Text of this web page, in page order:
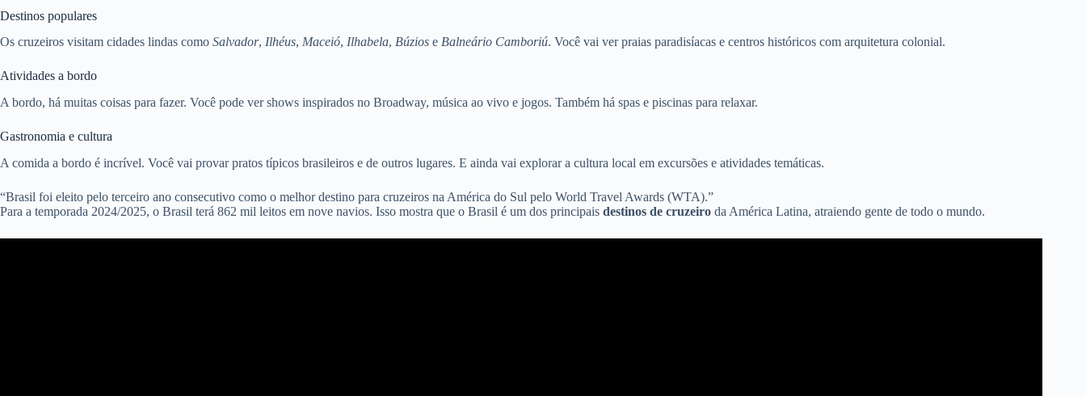
Destinos populares
Os cruzeiros visitam cidades lindas como Salvador, Ilhéus, Maceió, Ilhabela, Búzios e Balneário Camboriú. Você vai ver praias paradisíacas e centros históricos com arquitetura colonial.
Atividades a bordo
A bordo, há muitas coisas para fazer. Você pode ver shows inspirados no Broadway, música ao vivo e jogos. Também há spas e piscinas para relaxar.
Gastronomia e cultura
A comida a bordo é incrível. Você vai provar pratos típicos brasileiros e de outros lugares. E ainda vai explorar a cultura local em excursões e atividades temáticas.
“Brasil foi eleito pelo terceiro ano consecutivo como o melhor destino para cruzeiros na América do Sul pelo World Travel Awards (WTA).”
Para a temporada 2024/2025, o Brasil terá 862 mil leitos em nove navios. Isso mostra que o Brasil é um dos principais destinos de cruzeiro da América Latina, atraiendo gente de todo o mundo.